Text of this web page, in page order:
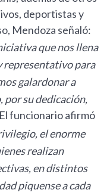
deportistas y
Mendoza señaló:
que nos llena
representativo para
galardonar a
por su dedicación,
funcionario afirmó
el enorme
realizan
en distintos
piquense a cada